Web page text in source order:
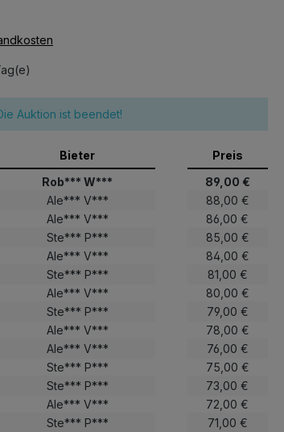
Auktion ist beendet!
Bieter
Preis
Rob*** W***
89,00 €
Ale*** V***
88,00 €
Ale*** V***
86,00 €
Ste*** P***
85,00 €
Ale*** V***
84,00 €
Ste*** P***
81,00 €
Ale*** V***
80,00 €
Ste*** P***
79,00 €
Ale*** V***
78,00 €
Ale*** V***
76,00 €
Ste*** P***
75,00 €
Ste*** P***
73,00 €
Ale*** V***
72,00 €
Ste*** P***
71,00 €